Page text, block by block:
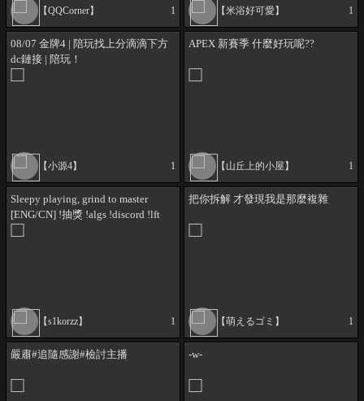
【QQCorner】 1 【米浴好可愛】 1
08/07 金牌4 | 陪玩找上分滴滴下方
dc鏈接 | 陪玩！
【小源4】 1
APEX 新賽季 什麼好玩呢??
【山丘上的小屋】 1
Sleepy playing, grind to master
[ENG/CN] !抽獎 !algs !discord !lft
【s1korzz】 1
把你拆解 才發現我是那麼複雜
【萌えるゴミ】 1
嚴肅#追隨感謝#檢討主播 -w-